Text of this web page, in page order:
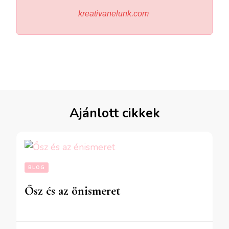
kreativanelunk.com
Ajánlott cikkek
BLOG
Ősz és az önismeret